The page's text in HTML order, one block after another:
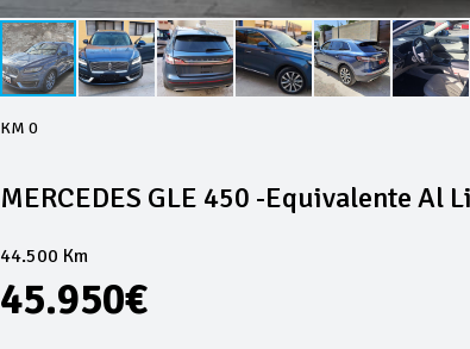
KM 0
MERCEDES GLE 450 -Equivalente Al
44.500 Km
45.950€